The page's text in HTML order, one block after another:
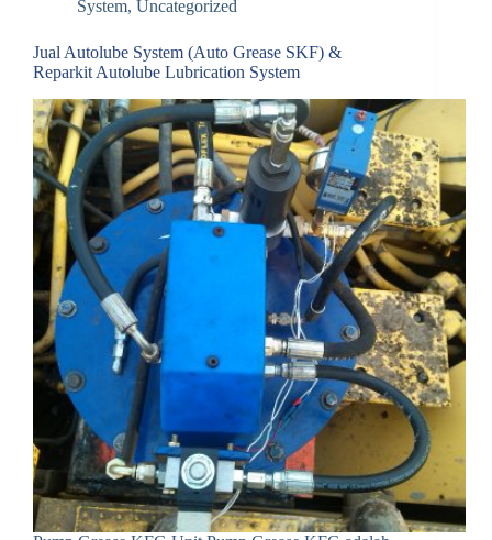
System, Uncategorized
Jual Autolube System (Auto Grease SKF) &
Reparkit Autolube Lubrication System